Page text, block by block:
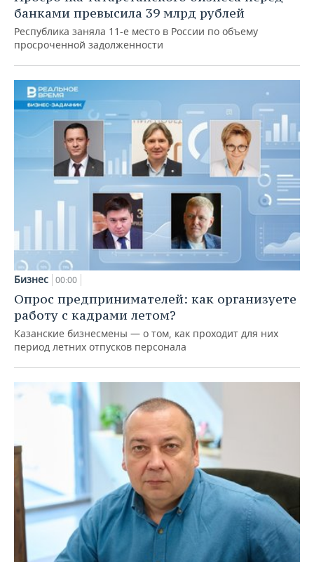
банками превысила 39 млрд рублей
Республика заняла 11-е место в России по объему
просроченной задолженности
Бизнес 00:00
Опрос предпринимателей: как организуете
работу с кадрами летом?
Казанские бизнесмены — о том, как проходит для них
период летних отпусков персонала